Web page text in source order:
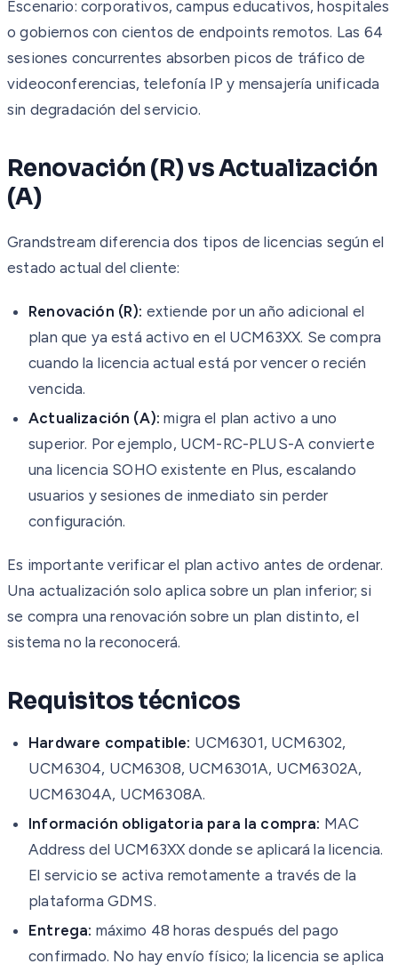
Escenario: corporativos, campus educativos, hospitales
o gobiernos con cientos de endpoints remotos. Las 64
sesiones concurrentes absorben picos de tráfico de
videoconferencias, telefonía IP y mensajería unificada
sin degradación del servicio.
Renovación (R) vs Actualización
(A)
Grandstream diferencia dos tipos de licencias según el
estado actual del cliente:
Renovación (R): extiende por un año adicional el
plan que ya está activo en el UCM63XX. Se compra
cuando la licencia actual está por vencer o recién
vencida.
Actualización (A): migra el plan activo a uno
superior. Por ejemplo, UCM-RC-PLUS-A convierte
una licencia SOHO existente en Plus, escalando
usuarios y sesiones de inmediato sin perder
configuración.
Es importante verificar el plan activo antes de ordenar.
Una actualización solo aplica sobre un plan inferior; si
se compra una renovación sobre un plan distinto, el
sistema no la reconocerá.
Requisitos técnicos
Hardware compatible: UCM6301, UCM6302,
UCM6304, UCM6308, UCM6301A, UCM6302A,
UCM6304A, UCM6308A.
Información obligatoria para la compra: MAC
Address del UCM63XX donde se aplicará la licencia.
El servicio se activa remotamente a través de la
plataforma GDMS.
Entrega: máximo 48 horas después del pago
confirmado. No hay envío físico; la licencia se aplica